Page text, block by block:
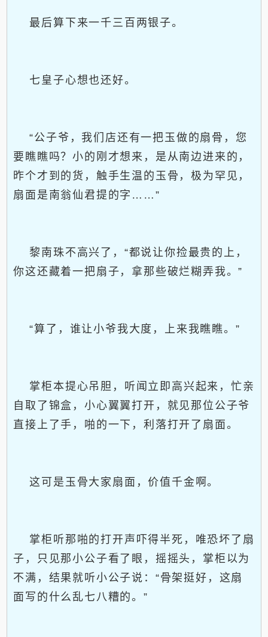
最后算下来一千三百两银子。
七皇子心想也还好。
“公子爷，我们店还有一把玉做的扇骨，您
要瞧瞧吗？小的刚才想来，是从南边进来的，
昨个才到的货，触手生温的玉骨，极为罕见，
扇面是南翁仙君提的字……”
黎南珠不高兴了，“都说让你捡最贵的上，
你这还藏着一把扇子，拿那些破烂糊弄我。”
“算了，谁让小爷我大度，上来我瞧瞧。”
掌柜本提心吊胆，听闻立即高兴起来，忙亲
自取了锦盒，小心翼翼打开，就见那位公子爷
直接上了手，啪的一下，利落打开了扇面。
这可是玉骨大家扇面，价值千金啊。
掌柜听那啪的打开声吓得半死，唯恐坏了扇
子，只见那小公子看了眼，摇摇头，掌柜以为
不满，结果就听小公子说：“骨架挺好，这扇
面写的什么乱七八糟的。”